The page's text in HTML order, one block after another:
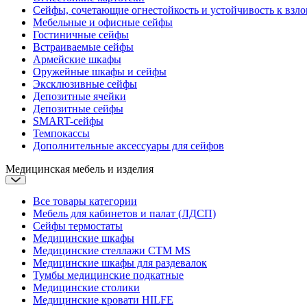
Сейфы, сочетающие огнестойкость и устойчивость к
Мебельные и офисные сейфы
Гостиничные сейфы
Встраиваемые сейфы
Армейские шкафы
Оружейные шкафы и сейфы
Эксклюзивные сейфы
Депозитные ячейки
Депозитные сейфы
SMART-сейфы
Темпокассы
Дополнительные аксессуары для сейфов
Медицинская мебель и изделия
Все товары категории
Мебель для кабинетов и палат (ЛДСП)
Сейфы термостаты
Медицинские шкафы
Медицинские стеллажи CTM MS
Медицинские шкафы для раздевалок
Тумбы медицинские подкатные
Медицинские столики
Медицинские кровати HILFE